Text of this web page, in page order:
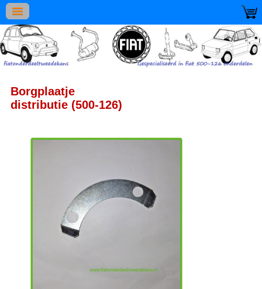
Borgplaatje
distributie (500-126)